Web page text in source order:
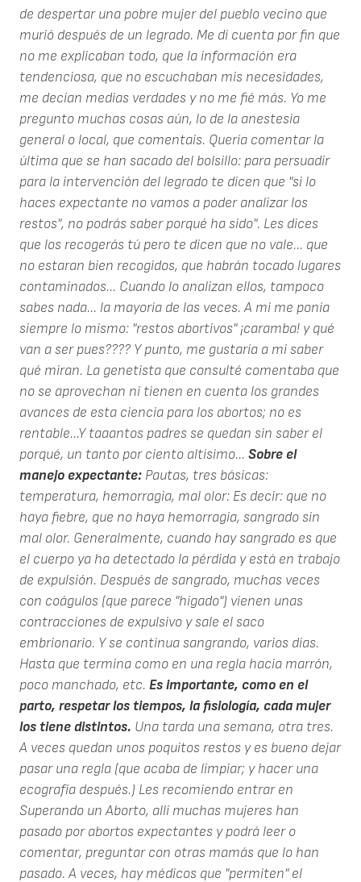
de despertar una pobre mujer del pueblo vecino que
murió después de un legrado. Me di cuenta por fin que
no me explicaban todo, que la información era
tendenciosa, que no escuchaban mis necesidades,
me decían medias verdades y no me fié más. Yo me
pregunto muchas cosas aún, lo de la anestesia
general o local, que comentais. Quería comentar la
última que se han sacado del bolsillo: para persuadir
para la intervención del legrado te dicen que "si lo
haces expectante no vamos a poder analizar los
restos", no podrás saber porqué ha sido". Les dices
que los recogerás tú pero te dicen que no vale... que
no estaran bien recogidos, que habrán tocado lugares
contaminados... Cuando lo analizan ellos, tampoco
sabes nada... la mayoría de las veces. A mi me ponía
siempre lo mismo: "restos abortivos" ¡caramba! y qué
van a ser pues???? Y punto, me gustaría a mi saber
qué miran. La genetista que consulté comentaba que
no se aprovechan ni tienen en cuenta los grandes
avances de esta ciencia para los abortos; no es
rentable...Y taaantos padres se quedan sin saber el
porqué, un tanto por ciento altísimo... Sobre el
manejo expectante: Pautas, tres básicas:
temperatura, hemorragia, mal olor: Es decir: que no
haya fiebre, que no haya hemorragia, sangrado sin
mal olor. Generalmente, cuando hay sangrado es que
el cuerpo ya ha detectado la pérdida y está en trabajo
de expulsión. Después de sangrado, muchas veces
con coágulos (que parece "hígado") vienen unas
contracciones de expulsivo y sale el saco
embrionario. Y se continua sangrando, varios días.
Hasta que termina como en una regla hacia marrón,
poco manchado, etc. Es importante, como en el
parto, respetar los tiempos, la fisiología, cada mujer
los tiene distintos. Una tarda una semana, otra tres.
A veces quedan unos poquitos restos y es bueno dejar
pasar una regla (que acaba de limpiar; y hacer una
ecografía después.) Les recomiendo entrar en
Superando un Aborto, allí muchas mujeres han
pasado por abortos expectantes y podrá leer o
comentar, preguntar con otras mamás que lo han
pasado. A veces, hay médicos que "permiten" el